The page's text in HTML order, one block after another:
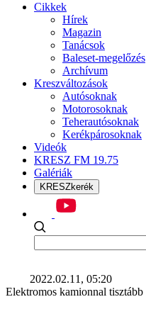
Cikkek
Hírek
Magazin
Tanácsok
Baleset-megelőzés
Archívum
Kreszváltozások
Autósoknak
Motorosoknak
Teherautósoknak
Kerékpárosoknak
Videók
KRESZ FM 19.75
Galériák
KRESZkerék
2022.02.11, 05:20
Elektromos kamionnal tisztább